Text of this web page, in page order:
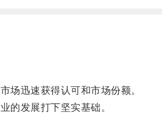
迅速获得认可和市场份额。
发展打下坚实基础。